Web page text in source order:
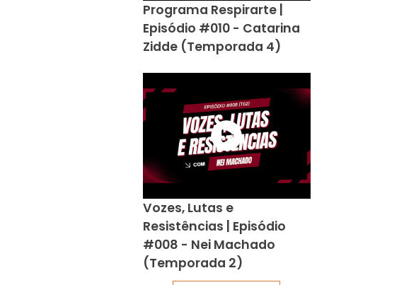
Programa Respirarte |
Episódio #010 - Catarina
Zidde (Temporada 4)
Vozes, Lutas e
Resistências | Episódio
#008 - Nei Machado
(Temporada 2)